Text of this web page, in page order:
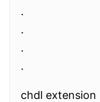
.
.
.
.
chdl extension